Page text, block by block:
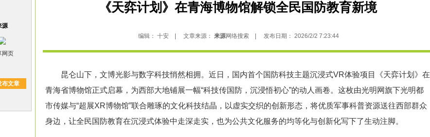
《天弈计划》在青海博物馆解锁全民国防教育新境
编辑： 十安 | 文章来源： 来源网络搜索 | 发布日期： 2026/2/2 7:23:44
昆仑山下，文博光影与数字科技悄然相拥。近日，国内首个国防科技主题沉浸式VR体验项目《天弈计划》在
青海省博物馆正式启幕，为西部大地铺展一幅“科技传国防，沉浸悟初心”的动人画卷。这枚由光明网旗下光明都
市传媒与“超展XR博物馆”联合雕琢的文化科技结晶，以虚实交织的创新形态，将优质军事科普资源送往西部群众
身边，让全民国防教育在沉浸式体验中走深走实，也为公共文化服务的均等化与创新化写下了生动注脚。
源
索
网页
布文章